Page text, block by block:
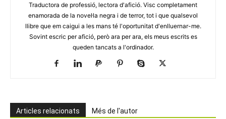
Traductora de professió, lectora d'afició. Visc completament
enamorada de la novel·la negra i de terror, tot i que qualsevol
llibre que em caigui a les mans té l'oportunitat d'enlluernar-me.
Sovint escric per afició, però ara per ara, els meus escrits es
queden tancats a l'ordinador.
Articles relacionats Més de l'autor